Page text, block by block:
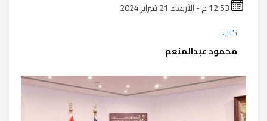
كتب
محمود عبدالمنعم